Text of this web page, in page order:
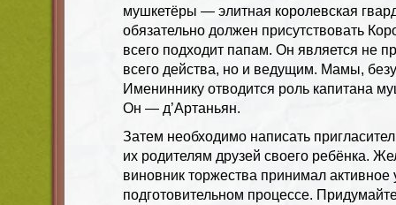
мушкетёры — элитная королевская
обязательно должен присутствовать
всего подходит папам. Он является не
всего действа, но и ведущим. Мамы,
Имениннику отводится роль капитана
Он — д’Артаньян.
Затем необходимо написать
их родителям друзей своего ребёнка.
виновник торжества принимал активное
подготовительном процессе.